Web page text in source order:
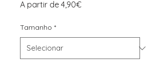
A partir de 4,90€Preço
Tamanho *